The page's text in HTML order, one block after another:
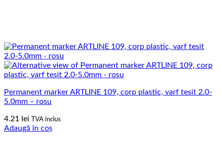
Permanent marker ARTLINE 109, corp plastic, varf tesit 2.0-
5.0mm – rosu
4.21 lei TVA inclus
Adaugă în coș